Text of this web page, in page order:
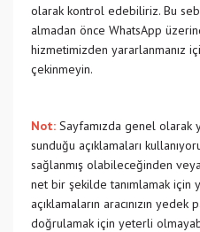
olarak kontrol edebiliriz. Bu
almadan önce WhatsApp
hizmetimizden yararlanmanız
çekinmeyin.
Not: Sayfamızda genel olarak
sunduğu açıklamaları
sağlanmış olabileceğinden veya
net bir şekilde tanımlamak için
açıklamaların aracınızın
doğrulamak için yeterli